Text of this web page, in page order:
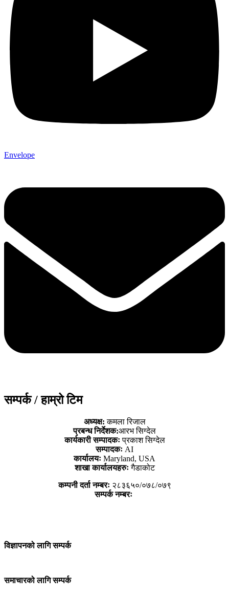
Envelope
सम्पर्क / हाम्रो टिम
अध्यक्ष:कमला रिजाल
प्रबन्ध निर्देशक:आरभ सिग्देल
कार्यकारी सम्पादकःप्रकाश सिग्देल
सम्पादकः AI
कार्यालयः Maryland, USA
शाखा कार्यालयहरुःगैडाकोट
कम्पनी दर्ता नम्बरः२८३६५०/०७८/०७९
सम्पर्क नम्बरः
विज्ञापनको लागि सम्पर्क
समाचारको लागि सम्पर्क